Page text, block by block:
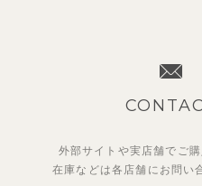
外部サイトや実店舗でご
在庫などは各店舗に お問い